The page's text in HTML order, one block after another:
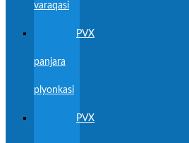
varaqasi
PVX
panjara
plyonkasi
PVX